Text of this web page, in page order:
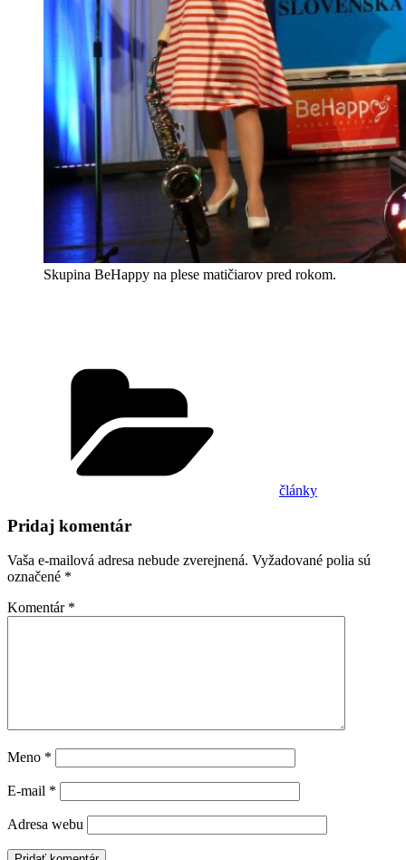
Skupina BeHappy na plese matičiarov pred rokom.
články
Pridaj komentár
Vaša e-mailová adresa nebude zverejnená. Vyžadované polia sú
označené *
Komentár *
Meno *
E-mail *
Adresa webu